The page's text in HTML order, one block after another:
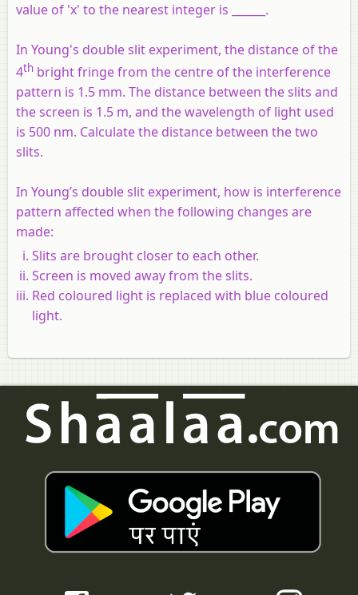
value of 'x' to the nearest integer is ______.
In Young's double slit experiment, the distance of the
4th bright fringe from the centre of the interference
pattern is 1.5 mm. The distance between the slits and
the screen is 1.5 m, and the wavelength of light used
is 500 nm. Calculate the distance between the two
slits.
In Young’s double slit experiment, how is interference
pattern affected when the following changes are
made:
Slits are brought closer to each other.
Screen is moved away from the slits.
Red coloured light is replaced with blue coloured
light.